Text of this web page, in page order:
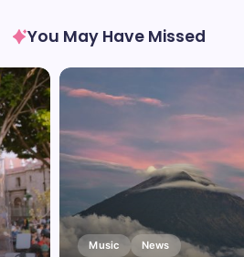
You May Have Missed
Music News